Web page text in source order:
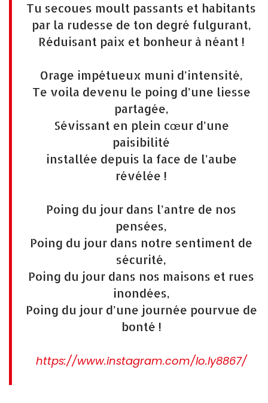
Tu secoues moult passants et habitants
par la rudesse de ton degré fulgurant,
Réduisant paix et bonheur à néant !
Orage impétueux muni d’intensité,
Te voila devenu le poing d’une liesse
partagée,
Sévissant en plein cœur d’une
paisibilité
installée depuis la face de l’aube
révélée !
Poing du jour dans l’antre de nos
pensées,
Poing du jour dans notre sentiment de
sécurité,
Poing du jour dans nos maisons et rues
inondées,
Poing du jour d’une journée pourvue de
bonté !
https://www.instagram.com/lo.ly8867/